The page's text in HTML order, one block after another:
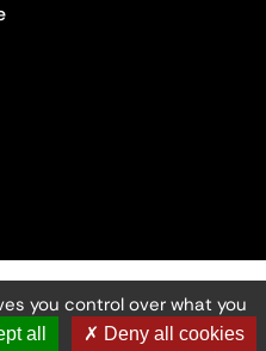
légales
cookies
numérique
you control over what you
all ✗ Deny all cookies